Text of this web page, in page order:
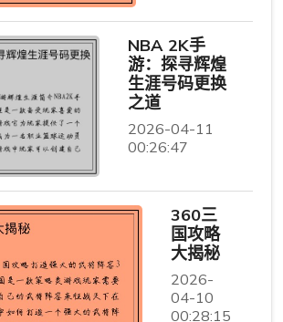
NBA 2K手
游：探寻辉煌
生涯号码更换
之道
2026-04-11
00:26:47
360三
国攻略
大揭秘
2026-
04-10
00:28:15